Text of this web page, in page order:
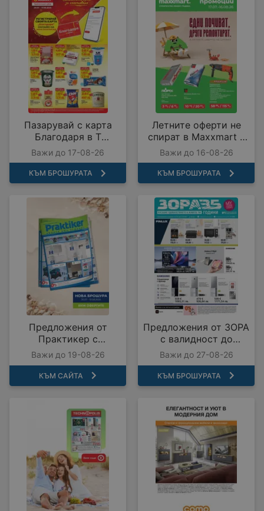
Пазарувай с карта
Благодаря в T
MARKET с
предложения с
валидност до
17.08.2026
Важи до 17-08-26
КЪМ БРОШУРАТА
Летните оферти не
спират в Maxxmart с
валидност до
16.08.2026
Важи до 16-08-26
КЪМ БРОШУРАТА
Предложения от
Практикер с
валидност до
19.08.2026
Важи до 19-08-26
КЪМ САЙТА
Предложения от ЗОРА
с валидност до
27.08.2026
Важи до 27-08-26
КЪМ БРОШУРАТА